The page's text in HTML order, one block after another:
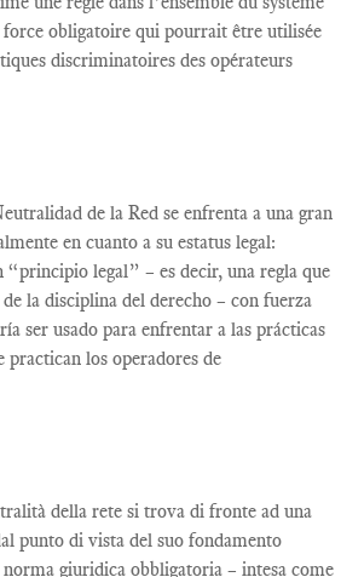
force obligatoire qui pourrait être utilisée
discriminatoires des opérateurs
de la Red se enfrenta a una gran
en cuanto a su estatus legal:
“principio legal” – es decir, una regla que
la disciplina del derecho – con fuerza
ser usado para enfrentar a las prácticas
los operadores de
della rete si trova di fronte ad una
punto di vista del suo fondamento
giuridica obbligatoria – intesa come